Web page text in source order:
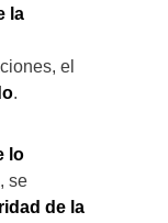
la
el
.
lo
, se
de la